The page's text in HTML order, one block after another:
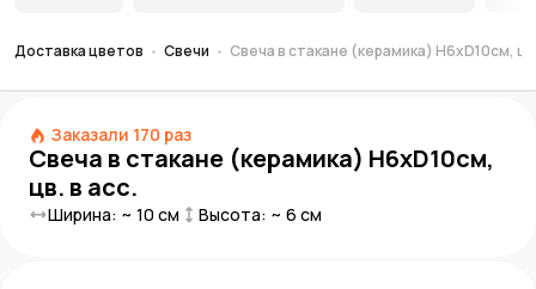
Доставка цветов Свечи Свеча в стакане (керамика) H6xD10см,
Заказали 170 раз
Свеча в стакане (керамика) H6xD10см,
цв. в асс.
Ширина: ~ 10 см Высота: ~ 6 см